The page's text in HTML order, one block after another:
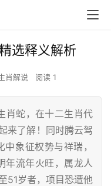
选释义解析
肖解说 阅读 1
肖蛇，在十二生肖代
来了解！同时腾云驾
象征权势与祥瑞，
年流年火旺，属龙人
51岁者，项目恐遭他